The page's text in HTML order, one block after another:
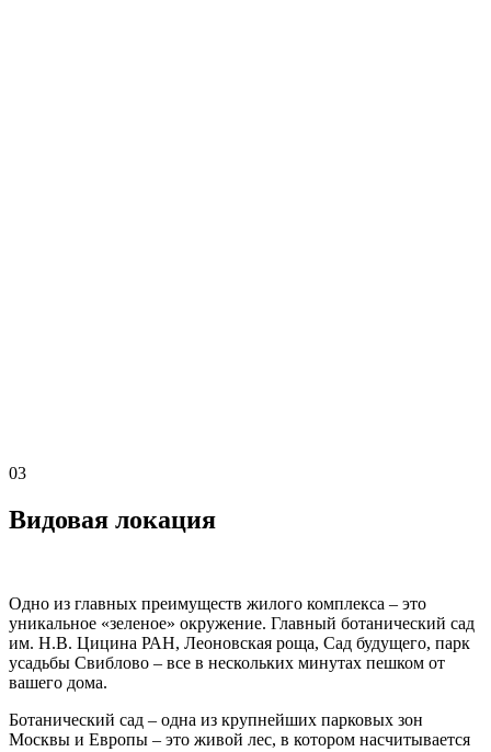
03
Видовая локация
Одно из главных преимуществ жилого комплекса – это
уникальное «зеленое» окружение. Главный ботанический сад
им. Н.В. Цицина РАН, Леоновская роща, Сад будущего, парк
усадьбы Свиблово – все в нескольких минутах пешком от
вашего дома.
Ботанический сад – одна из крупнейших парковых зон
Москвы и Европы – это живой лес, в котором насчитывается